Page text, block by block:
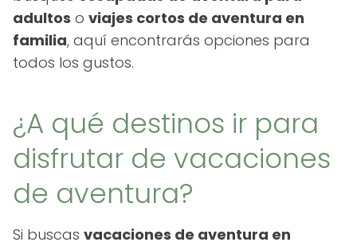
adultos o viajes cortos de aventura en
familia, aquí encontrarás opciones para
todos los gustos.
¿A qué destinos ir para
disfrutar de vacaciones
de aventura?
Si buscas vacaciones de aventura en